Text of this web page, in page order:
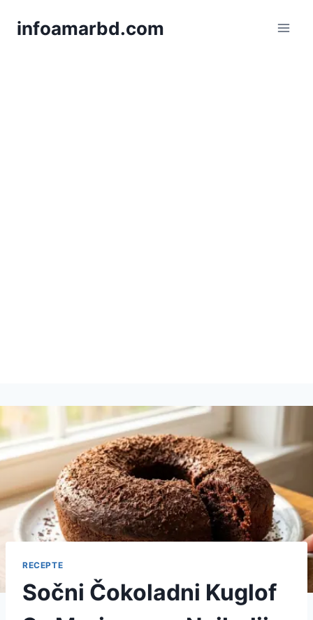
infoamarbd.com
RECEPTE
Sočni Čokoladni Kuglof